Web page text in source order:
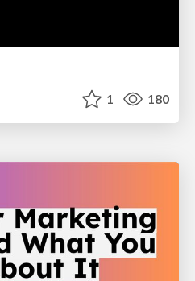
1 180